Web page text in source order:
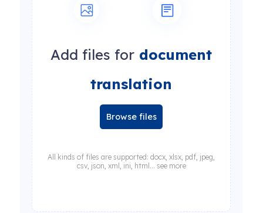
Add files for document
translation
Browse files
All kinds of files are supported: docx, xlsx, pdf, jpeg,
csv, json, xml, ini, html... see more